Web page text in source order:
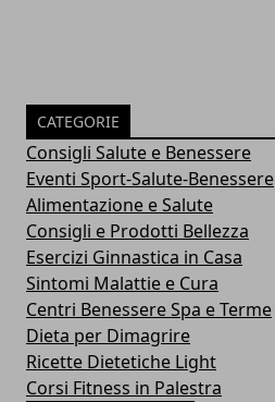
CATEGORIE
Consigli Salute e Benessere
Eventi Sport-Salute-Benessere
Alimentazione e Salute
Consigli e Prodotti Bellezza
Esercizi Ginnastica in Casa
Sintomi Malattie e Cura
Centri Benessere Spa e Terme
Dieta per Dimagrire
Ricette Dietetiche Light
Corsi Fitness in Palestra